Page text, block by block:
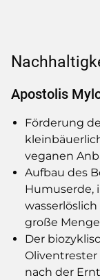
Apostolis
Förderung
veganen
Aufbau des
Humuserde,
große
Der
nach der